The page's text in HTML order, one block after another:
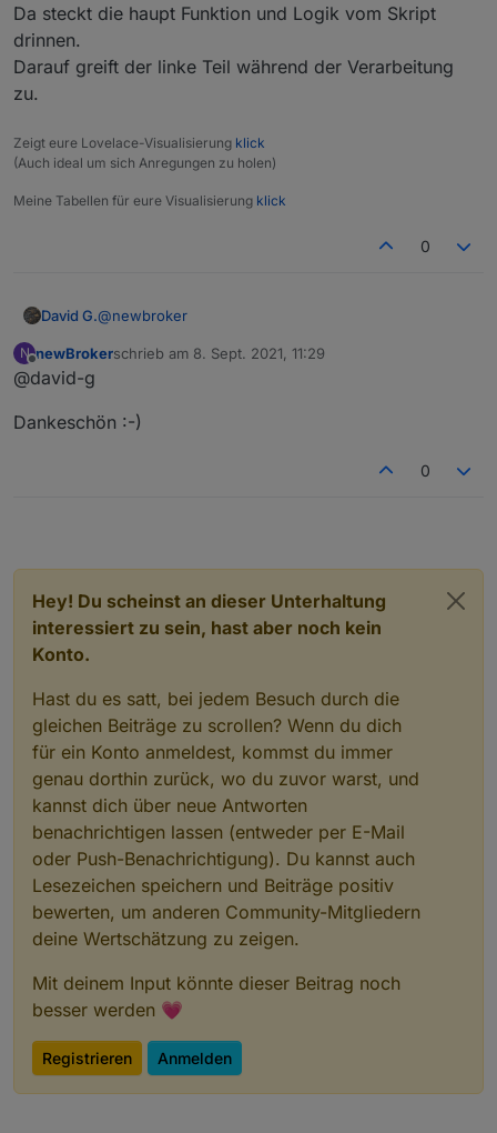
Da steckt die haupt Funktion und Logik vom Skript
drinnen.
Darauf greift der linke Teil während der Verarbeitung
zu.
Zeigt eure Lovelace-Visualisierung klick
(Auch ideal um sich Anregungen zu holen)
Meine Tabellen für eure Visualisierung klick
0
David G.@newbroker
Ja,
Da steckt die haupt Funktion und Logik vom Skript
Darauf greift der linke Teil während der Verarbeitung
N
Offline
newBrokerschrieb am 8. Sept. 2021, 11:29
zuletzt editiert von
@david-g
Dankeschön :-)
0
Hey! Du scheinst an dieser Unterhaltung
interessiert zu sein, hast aber noch kein
Konto.
Hast du es satt, bei jedem Besuch durch die
gleichen Beiträge zu scrollen? Wenn du dich
für ein Konto anmeldest, kommst du immer
genau dorthin zurück, wo du zuvor warst, und
kannst dich über neue Antworten
benachrichtigen lassen (entweder per E-Mail
oder Push-Benachrichtigung). Du kannst auch
Lesezeichen speichern und Beiträge positiv
bewerten, um anderen Community-Mitgliedern
deine Wertschätzung zu zeigen.
Mit deinem Input könnte dieser Beitrag noch
besser werden 💗
Registrieren Anmelden